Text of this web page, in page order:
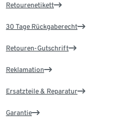
Retourenetikett
30 Tage Rückgaberecht
Retouren-Gutschrift
Reklamation
Ersatzteile & Reparatur
Garantie